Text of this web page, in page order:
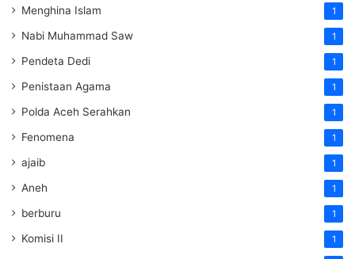
Menghina Islam 1
Nabi Muhammad Saw 1
Pendeta Dedi 1
Penistaan Agama 1
Polda Aceh Serahkan 1
Fenomena 1
ajaib 1
Aneh 1
berburu 1
Komisi II 1